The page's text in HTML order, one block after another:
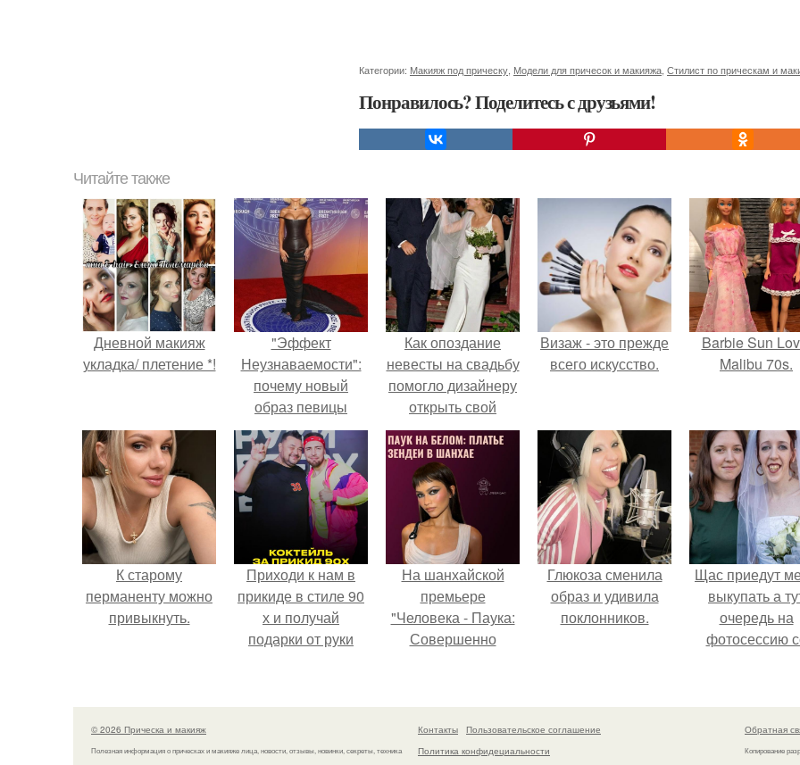
Категории: Макияж под прическу Модели для причесок и макияжа Стилист по прическам и
Понравилось? Поделитесь с друзьями!
Читайте также
Дневной макияж
укладка/ плетение *!
"Эффект
Неузнаваемости":
почему новый
образ певицы
вызвал споры о
гранях
возможного?
Как опоздание
невесты на свадьбу
помогло дизайнеру
открыть свой
бренд.
Визаж - это прежде
всего искусство.
Barbie Sun
Malibu 70s.
К старому
перманенту можно
привыкнуть.
Приходи к нам в
прикиде в стиле 90
х и получай
подарки от руки
На шанхайской
премьере
"Человека - Паука:
Совершенно
просто очередной
наряд, а настоящий
артефакт высокой
Глюкоза сменила
образ и удивила
поклонников.
Щас приедут
выкупать а
очередь на
фотосессию
© 2026 Прическа и макияж
Полезная информация о прическах и макияже лица, новости, отзывы, новинки, секреты, техника
Контакты
Пользовательское соглашение
Политика конфидециальности
Обратная
Копирование